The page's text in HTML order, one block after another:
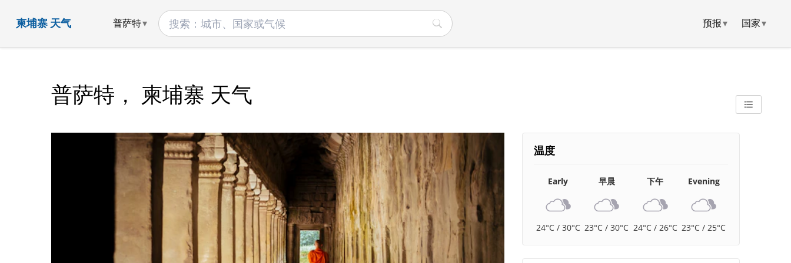
柬埔寨 天气 普萨特 预报▾ 国家▾
普萨特， 柬埔寨 天气
温度
Early
24°C / 30°C
早晨
23°C / 30°C
下午
24°C / 26°C
Evening
23°C / 25°C